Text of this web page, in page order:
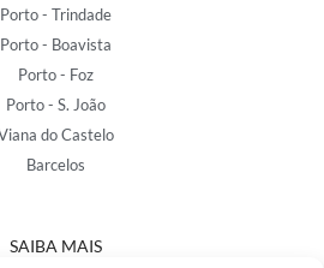
Porto - Trindade
Porto - Boavista
Porto - Foz
Porto - S. João
do Castelo
Barcelos
SAIBA MAIS